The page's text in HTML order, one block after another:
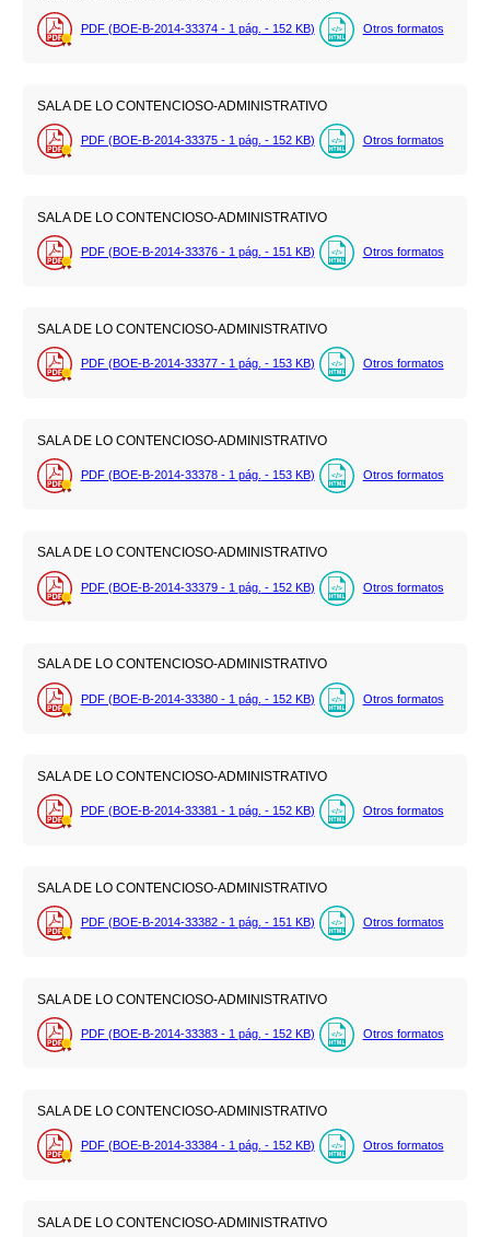
PDF (BOE-B-2014-33374 - 1 pág. - 152 KB) Otros formatos
SALA DE LO CONTENCIOSO-ADMINISTRATIVO
PDF (BOE-B-2014-33375 - 1 pág. - 152 KB) Otros formatos
SALA DE LO CONTENCIOSO-ADMINISTRATIVO
PDF (BOE-B-2014-33376 - 1 pág. - 151 KB) Otros formatos
SALA DE LO CONTENCIOSO-ADMINISTRATIVO
PDF (BOE-B-2014-33377 - 1 pág. - 153 KB) Otros formatos
SALA DE LO CONTENCIOSO-ADMINISTRATIVO
PDF (BOE-B-2014-33378 - 1 pág. - 153 KB) Otros formatos
SALA DE LO CONTENCIOSO-ADMINISTRATIVO
PDF (BOE-B-2014-33379 - 1 pág. - 152 KB) Otros formatos
SALA DE LO CONTENCIOSO-ADMINISTRATIVO
PDF (BOE-B-2014-33380 - 1 pág. - 152 KB) Otros formatos
SALA DE LO CONTENCIOSO-ADMINISTRATIVO
PDF (BOE-B-2014-33381 - 1 pág. - 152 KB) Otros formatos
SALA DE LO CONTENCIOSO-ADMINISTRATIVO
PDF (BOE-B-2014-33382 - 1 pág. - 151 KB) Otros formatos
SALA DE LO CONTENCIOSO-ADMINISTRATIVO
PDF (BOE-B-2014-33383 - 1 pág. - 152 KB) Otros formatos
SALA DE LO CONTENCIOSO-ADMINISTRATIVO
PDF (BOE-B-2014-33384 - 1 pág. - 152 KB) Otros formatos
SALA DE LO CONTENCIOSO-ADMINISTRATIVO